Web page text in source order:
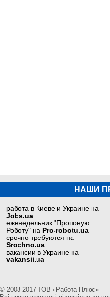
НАШИ
работа в Киеве и Украине на
Jobs.ua
еженедельник "Пропоную
Роботу" на Pro-robotu.ua
срочно требуются на
Srochno.ua
вакансии в Украине на
vakansii.ua
© 2008-2017 ТОВ «Работа Плюс»